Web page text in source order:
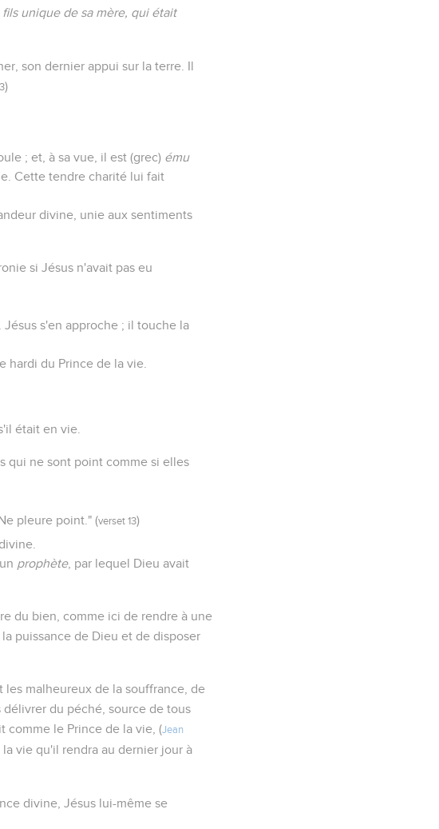
fils unique de sa mère, qui était
son dernier appui sur la terre. Il
)
; et, à sa vue, il est (grec) ému
Cette tendre charité lui fait
divine, unie aux sentiments
si Jésus n'avait pas eu
s'en approche ; il touche la
hardi du Prince de la vie.
était en vie.
qui ne sont point comme si elles
pleure point." (verset 13)
prophète, par lequel Dieu avait
du bien, comme ici de rendre à une
puissance de Dieu et de disposer
les malheureux de la souffrance, de
du péché, source de tous
comme le Prince de la vie, (Jean
vie qu'il rendra au dernier jour à
divine, Jésus lui-même se